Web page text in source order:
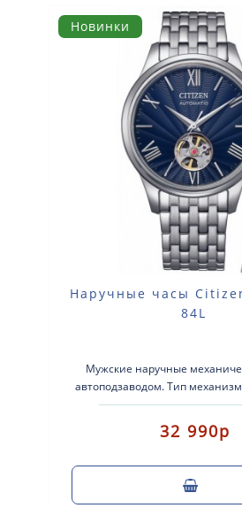
Новинки
Наручные часы
84L
Мужские наручные
автоподзаводом. Тип
автоматическим заводом.
32 990р